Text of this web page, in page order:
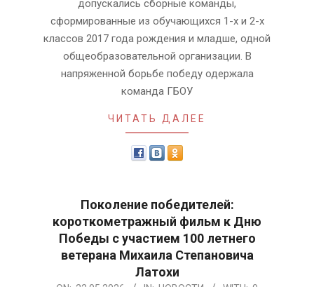
допускались сборные команды,
сформированные из обучающихся 1-х и 2-х
классов 2017 года рождения и младше, одной
общеобразовательной организации. В
напряженной борьбе победу одержала
команда ГБОУ
ЧИТАТЬ ДАЛЕЕ
Поколение победителей:
короткометражный фильм к Дню
Победы с участием 100 летнего
ветерана Михаила Степановича
Латохи